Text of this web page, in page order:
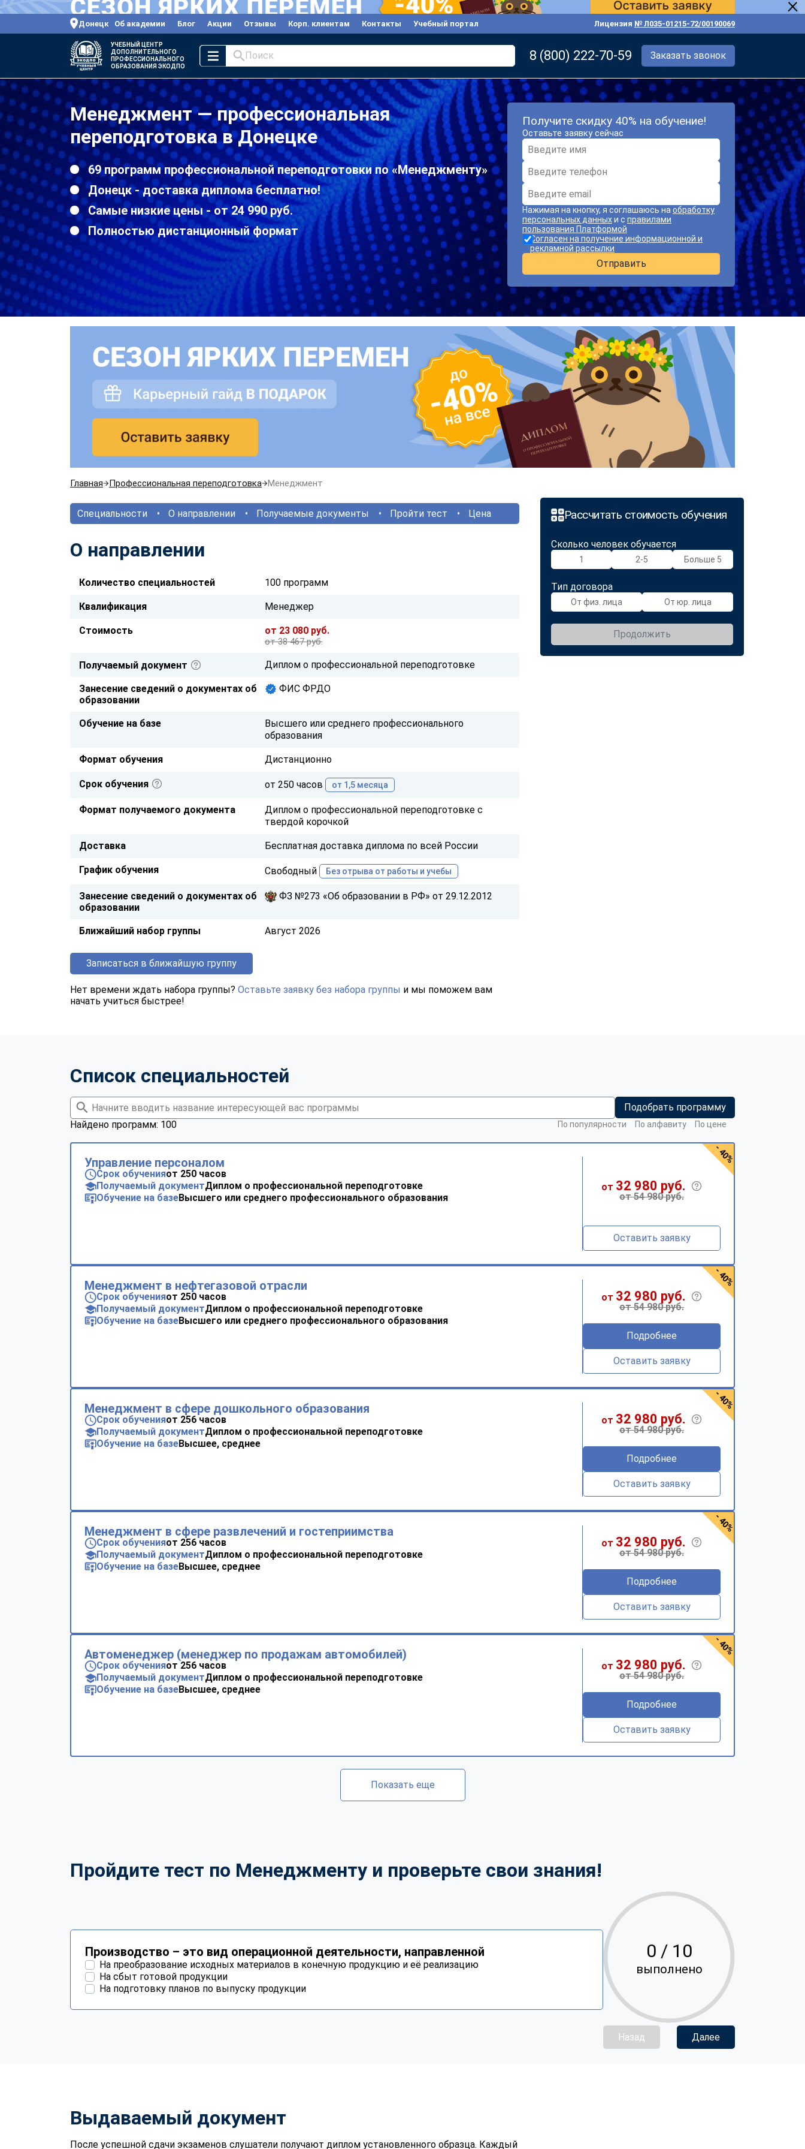
Донецк Об академии Блог Акции Отзывы Корп. клиентам Контакты Учебный портал Лицензия № Л035-01215-72/00190069
УЧЕБНЫЙ ЦЕНТР
ДОПОЛНИТЕЛЬНОГО
ПРОФЕССИОНАЛЬНОГО
ОБРАЗОВАНИЯ ЭКОДПО
Поиск 8 (800) 222-70-59 Заказать звонок
Менеджмент — профессиональная
переподготовка в Донецке
69 программ профессиональной переподготовки по «Менеджменту»
Донецк - доставка диплома бесплатно!
Самые низкие цены - от 24 990 руб.
Полностью дистанционный формат
Получите скидку 40% на обучение!
Оставьте заявку сейчас
Нажимая на кнопку, я соглашаюсь на обработку
персональных данныхи с правилами
пользования Платформой
Согласен на получение информационной и
рекламной рассылки
Отправить
Главная Профессиональная переподготовка Менеджмент
Рассчитать стоимость обучения
Сколько человек обучается
1 2-5 Больше 5
Тип договора
От физ. лица От юр. лица
Продолжить
Специальности О направлении Получаемые документы Пройти тест Цена
О направлении
Количество специальностей 100 программ
Квалификация Менеджер
Стоимость от 23 080 руб.
от 38 467 руб.
Получаемый документ Диплом о профессиональной переподготовке
Занесение сведений о документах об
образовании
ФИС ФРДО
Обучение на базе
Высшего или среднего профессионального
образования
Формат обучения Дистанционно
Срок обучения от 250 часов от 1,5 месяца
Формат получаемого документа
Диплом о профессиональной переподготовке с
твердой корочкой
Доставка Бесплатная доставка диплома по всей России
График обучения Свободный Без отрыва от работы и учебы
Занесение сведений о документах об
образовании
ФЗ №273 «Об образовании в РФ» от 29.12.2012
Ближайший набор группы Август 2026
Записаться в ближайшую группу
Нет времени ждать набора группы? Оставьте заявку без набора группы и мы поможем вам
начать учиться быстрее!
Список специальностей
Подобрать программу
Найдено программ: 100
По популярности По алфавиту По цене
Управление персоналом
Срок обученияот 250 часов
Получаемый документДиплом о профессиональной переподготовке
Обучение на базеВысшего или среднего профессионального образования
от 32 980 руб.
от 54 980 руб.
Оставить заявку
- 40%
Менеджмент в нефтегазовой отрасли
Срок обученияот 250 часов
Получаемый документДиплом о профессиональной переподготовке
Обучение на базеВысшего или среднего профессионального образования
от 32 980 руб.
от 54 980 руб.
Подробнее
Оставить заявку
- 40%
Менеджмент в сфере дошкольного образования
Срок обученияот 256 часов
Получаемый документДиплом о профессиональной переподготовке
Обучение на базеВысшее, среднее
от 32 980 руб.
от 54 980 руб.
Подробнее
Оставить заявку
- 40%
Менеджмент в сфере развлечений и гостеприимства
Срок обученияот 256 часов
Получаемый документДиплом о профессиональной переподготовке
Обучение на базеВысшее, среднее
от 32 980 руб.
от 54 980 руб.
Подробнее
Оставить заявку
- 40%
Автоменеджер (менеджер по продажам автомобилей)
Срок обученияот 256 часов
Получаемый документДиплом о профессиональной переподготовке
Обучение на базеВысшее, среднее
от 32 980 руб.
от 54 980 руб.
Подробнее
Оставить заявку
- 40%
Показать еще
Пройдите тест по Менеджменту и проверьте свои знания!
Производство – это вид операционной деятельности, направленной
На преобразование исходных материалов в конечную продукцию и её реализацию
На сбыт готовой продукции
На подготовку планов по выпуску продукции
0 / 10
выполнено
Назад Далее
Выдаваемый документ
После успешной сдачи экзаменов слушатели получают диплом установленного образца. Каждый